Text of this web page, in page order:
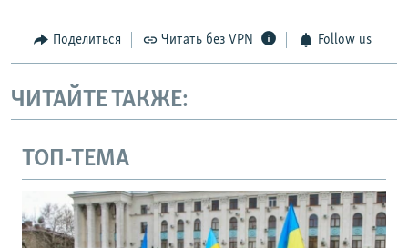
Поделиться Читать без VPN Follow us
ЧИТАЙТЕ ТАКЖЕ:
ТОП-ТЕМА